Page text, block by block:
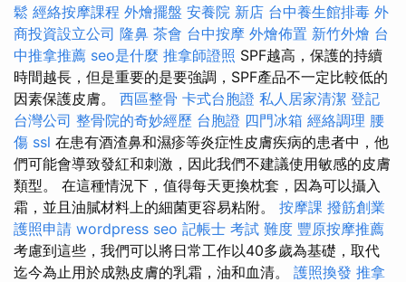
鬆 經絡按摩課程 外燴擺盤 安養院 新店 台中養生館排毒 外
商投資設立公司 隆鼻 茶會 台中按摩 外燴佈置 新竹外燴 台
中推拿推薦 seo是什麼 推拿師證照 SPF越高，保護的持續
時間越長，但是重要的是要強調，SPF產品不一定比較低的
因素保護皮膚。 西區整骨 卡式台胞證 私人居家清潔 登記
台灣公司 整骨院的奇妙經歷 台胞證 四門冰箱 經絡調理 腰
傷 ssl 在患有酒渣鼻和濕疹等炎症性皮膚疾病的患者中，他
們可能會導致發紅和刺激，因此我們不建議使用敏感的皮膚
類型。 在這種情況下，值得每天更換枕套，因為可以攝入
霜，並且油膩材料上的細菌更容易粘附。 按摩課 撥筋創業
護照申請 wordpress seo 記帳士 考試 難度 豐原按摩推薦
考慮到這些，我們可以將日常工作以40多歲為基礎，取代
迄今為止用於成熟皮膚的乳霜，油和血清。 護照換發 推拿